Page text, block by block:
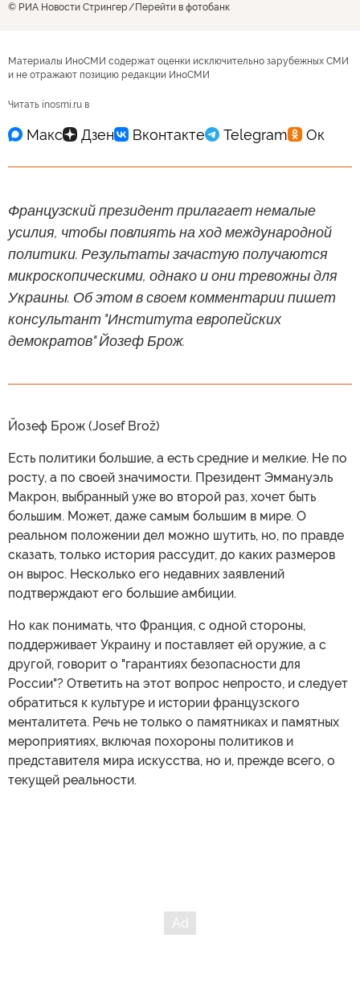
© РИА Новости Стрингер Перейти в фотобанк
Материалы ИноСМИ содержат оценки исключительно зарубежных СМИ
и не отражают позицию редакции ИноСМИ
Читать inosmi.ru в
Французский президент прилагает немалые
усилия, чтобы повлиять на ход международной
политики. Результаты зачастую получаются
микроскопическими, однако и они тревожны для
Украины. Об этом в своем комментарии пишет
консультант "Института европейских
демократов" Йозеф Брож.
Йозеф Брож (Josef Brož)
Есть политики большие, а есть средние и мелкие. Не по
росту, а по своей значимости. Президент Эммануэль
Макрон, выбранный уже во второй раз, хочет быть
большим. Может, даже самым большим в мире. О
реальном положении дел можно шутить, но, по правде
сказать, только история рассудит, до каких размеров
он вырос. Несколько его недавних заявлений
подтверждают его большие амбиции.
Но как понимать, что Франция, с одной стороны,
поддерживает Украину и поставляет ей оружие, а с
другой, говорит о "гарантиях безопасности для
России"? Ответить на этот вопрос непросто, и следует
обратиться к культуре и истории французского
менталитета. Речь не только о памятниках и памятных
мероприятиях, включая похороны политиков и
представителя мира искусства, но и, прежде всего, о
текущей реальности.